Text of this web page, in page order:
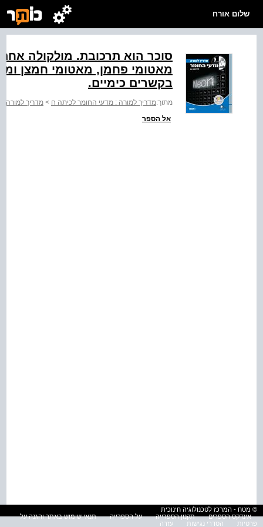
שלום אורח
סוכר הוא תרכובת. מולקולה
מאטומי פחמן, מאטומי חמצן
בקשרים כימיים.
מתוך:מדריך למורה : מדעי החומר לכיתה ח > מדריך למורה
אל הספר
© מטח - המרכז לטכנולוגיה חינוכית
אינדקס הספרים
תקנון הספרייה על הספרייה
תנאי שימוש באתר והגנה על
פרטיות
הסדרי נגישות עזרה